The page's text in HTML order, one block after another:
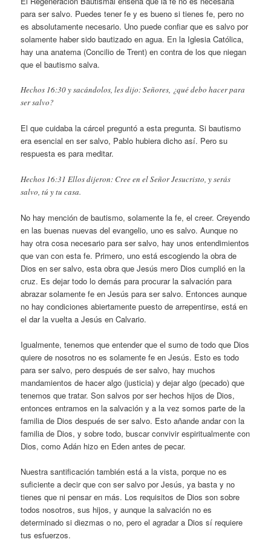
para ser salvo. Puedes tener fe y es bueno si tienes fe, pero no
es absolutamente necesario. Uno puede confiar que es salvo por
solamente haber sido bautizado en agua. En la Iglesia Católica,
hay una anatema (Concilio de Trent) en contra de los que niegan
que el bautismo salva.
Hechos 16:30 y sacándolos, les dijo: Señores, ¿qué debo hacer para
ser salvo?
El que cuidaba la cárcel preguntó a esta pregunta. Si bautismo
era esencial en ser salvo, Pablo hubiera dicho así. Pero su
respuesta es para meditar.
Hechos 16:31 ​Ellos dijeron: Cree en el Señor Jesucristo, y serás
salvo, tú y tu casa.
No hay mención de bautismo, solamente la fe, el creer. Creyendo
en las buenas nuevas del evangelio, uno es salvo. Aunque no
hay otra cosa necesario para ser salvo, hay unos entendimientos
que van con esta fe. Primero, uno está escogiendo la obra de
Dios en ser salvo, esta obra que Jesús mero Dios cumplió en la
cruz. Es dejar todo lo demás para procurar la salvación para
abrazar solamente fe en Jesús para ser salvo. Entonces aunque
no hay condiciones abiertamente puesto de arrepentirse, está en
el dar la vuelta a Jesús en Calvario.
Igualmente, tenemos que entender que el sumo de todo que Dios
quiere de nosotros no es solamente fe en Jesús. Esto es todo
para ser salvo, pero después de ser salvo, hay muchos
mandamientos de hacer algo (justicia) y dejar algo (pecado) que
tenemos que tratar. Son salvos por ser hechos hijos de Dios,
entonces entramos en la salvación y a la vez somos parte de la
familia de Dios después de ser salvo. Esto añande andar con la
familia de Dios, y sobre todo, buscar convivir espiritualmente con
Dios, como Adán hizo en Eden antes de pecar.
Nuestra santificación también está a la vista, porque no es
suficiente a decir que con ser salvo por Jesús, ya basta y no
tienes que ni pensar en más. Los requisitos de Dios son sobre
todos nosotros, sus hijos, y aunque la salvación no es
determinado si diezmas o no, pero el agradar a Dios sí requiere
tus esfuerzos.